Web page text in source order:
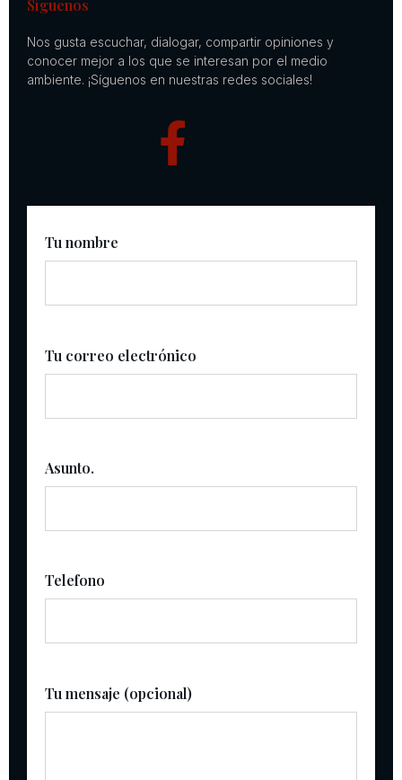
Síguenos
Nos gusta escuchar, dialogar, compartir opiniones y
conocer mejor a los que se interesan por el medio
ambiente. ¡Síguenos en nuestras redes sociales!
Tu nombre
Tu correo electrónico
Asunto.
Telefono
Tu mensaje (opcional)